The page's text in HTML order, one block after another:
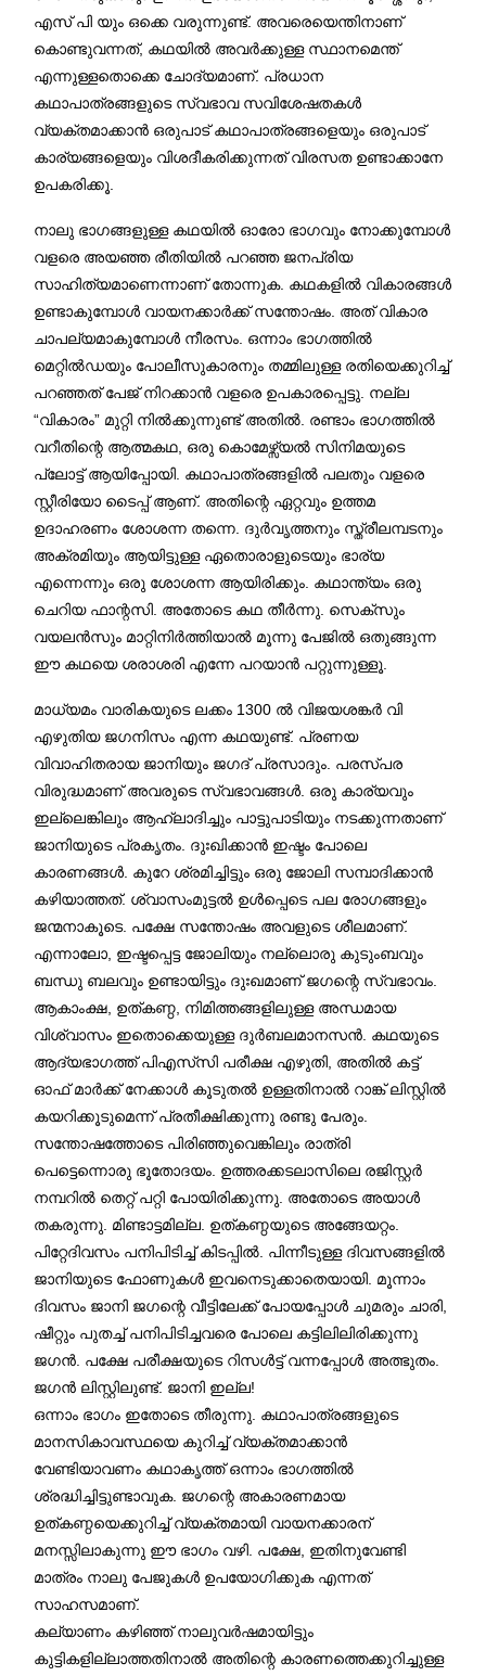
എസ് പി യും ഒക്കെ വരുന്നുണ്ട്. അവരെയെന്തിനാണ്
കൊണ്ടുവന്നത്, കഥയിൽ അവർക്കുള്ള സ്ഥാനമെന്ത്
എന്നുള്ളതൊക്കെ ചോദ്യമാണ്. പ്രധാന
കഥാപാത്രങ്ങളുടെ സ്വഭാവ സവിശേഷതകൾ
വ്യക്തമാക്കാൻ ഒരുപാട് കഥാപാത്രങ്ങളെയും ഒരുപാട്
കാര്യങ്ങളെയും വിശദീകരിക്കുന്നത് വിരസത ഉണ്ടാക്കാനേ
ഉപകരിക്കൂ.
നാലു ഭാഗങ്ങളുള്ള കഥയിൽ ഓരോ ഭാഗവും നോക്കുമ്പോൾ
വളരെ അയഞ്ഞ രീതിയിൽ പറഞ്ഞ ജനപ്രിയ
സാഹിത്യമാണെന്നാണ് തോന്നുക. കഥകളിൽ വികാരങ്ങൾ
ഉണ്ടാകുമ്പോൾ വായനക്കാർക്ക് സന്തോഷം. അത് വികാര
ചാപല്യമാകുമ്പോൾ നീരസം. ഒന്നാം ഭാഗത്തിൽ
മെറ്റിൽഡയും പോലീസുകാരനും തമ്മിലുള്ള രതിയെക്കുറിച്ച്
പറഞ്ഞത് പേജ് നിറക്കാൻ വളരെ ഉപകാരപ്പെട്ടു. നല്ല
“വികാരം” മുറ്റി നിൽക്കുന്നുണ്ട് അതിൽ. രണ്ടാം ഭാഗത്തിൽ
വറീതിന്റെ ആത്മകഥ, ഒരു കൊമേഴ്സ്യൽ സിനിമയുടെ
പ്ലോട്ട് ആയിപ്പോയി. കഥാപാത്രങ്ങളിൽ പലതും വളരെ
സ്റ്റീരിയോ ടൈപ്പ് ആണ്. അതിന്റെ ഏറ്റവും ഉത്തമ
ഉദാഹരണം ശോശന്ന തന്നെ. ദുർവൃത്തനും സ്ത്രീലമ്പടനും
അക്രമിയും ആയിട്ടുള്ള ഏതൊരാളുടെയും ഭാര്യ
എന്നെന്നും ഒരു ശോശന്ന ആയിരിക്കും. കഥാന്ത്യം ഒരു
ചെറിയ ഫാന്റസി. അതോടെ കഥ തീർന്നു. സെക്സും
വയലൻസും മാറ്റിനിർത്തിയാൽ മൂന്നു പേജിൽ ഒതുങ്ങുന്ന
ഈ കഥയെ ശരാശരി എന്നേ പറയാൻ പറ്റുന്നുള്ളൂ.
മാധ്യമം വാരികയുടെ ലക്കം 1300 ൽ വിജയശങ്കർ വി
എഴുതിയ ജഗനിസം എന്ന കഥയുണ്ട്. പ്രണയ
വിവാഹിതരായ ജാനിയും ജഗദ് പ്രസാദും. പരസ്പര
വിരുദ്ധമാണ് അവരുടെ സ്വഭാവങ്ങൾ. ഒരു കാര്യവും
ഇല്ലെങ്കിലും ആഹ്ലാദിച്ചും പാട്ടുപാടിയും നടക്കുന്നതാണ്
ജാനിയുടെ പ്രകൃതം. ദുഃഖിക്കാൻ ഇഷ്ടം പോലെ
കാരണങ്ങൾ. കുറേ ശ്രമിച്ചിട്ടും ഒരു ജോലി സമ്പാദിക്കാൻ
കഴിയാത്തത്. ശ്വാസംമുട്ടൽ ഉൾപ്പെടെ പല രോഗങ്ങളും
ജന്മനാകൂടെ. പക്ഷേ സന്തോഷം അവളുടെ ശീലമാണ്.
എന്നാലോ, ഇഷ്ടപ്പെട്ട ജോലിയും നല്ലൊരു കുടുംബവും
ബന്ധു ബലവും ഉണ്ടായിട്ടും ദുഃഖമാണ് ജഗന്റെ സ്വഭാവം.
ആകാംക്ഷ, ഉത്കണ്ഠ, നിമിത്തങ്ങളിലുള്ള അന്ധമായ
വിശ്വാസം ഇതൊക്കെയുള്ള ദുർബലമാനസൻ. കഥയുടെ
ആദ്യഭാഗത്ത് പിഎസ്‌സി പരീക്ഷ എഴുതി, അതിൽ കട്ട്
ഓഫ് മാർക്ക് നേക്കാൾ കൂടുതൽ ഉള്ളതിനാൽ റാങ്ക് ലിസ്റ്റിൽ
കയറിക്കൂടുമെന്ന് പ്രതീക്ഷിക്കുന്നു രണ്ടു പേരും.
സന്തോഷത്തോടെ പിരിഞ്ഞുവെങ്കിലും രാത്രി
പെട്ടെന്നൊരു ഭൂതോദയം. ഉത്തരക്കടലാസിലെ രജിസ്റ്റർ
നമ്പറിൽ തെറ്റ് പറ്റി പോയിരിക്കുന്നു. അതോടെ അയാൾ
തകരുന്നു. മിണ്ടാട്ടമില്ല. ഉത്കണ്ഠയുടെ അങ്ങേയറ്റം.
പിറ്റേദിവസം പനിപിടിച്ച് കിടപ്പിൽ. പിന്നീടുള്ള ദിവസങ്ങളിൽ
ജാനിയുടെ ഫോണുകൾ ഇവനെടുക്കാതെയായി. മൂന്നാം
ദിവസം ജാനി ജഗന്റെ വീട്ടിലേക്ക് പോയപ്പോൾ ചുമരും ചാരി,
ഷീറ്റും പുതച്ച് പനിപിടിച്ചവരെ പോലെ കട്ടിലിലിരിക്കുന്നു
ജഗൻ. പക്ഷേ പരീക്ഷയുടെ റിസൾട്ട് വന്നപ്പോൾ അത്ഭുതം.
ജഗൻ ലിസ്റ്റിലുണ്ട്. ജാനി ഇല്ല!
ഒന്നാം ഭാഗം ഇതോടെ തീരുന്നു. കഥാപാത്രങ്ങളുടെ
മാനസികാവസ്ഥയെ കുറിച്ച് വ്യക്തമാക്കാൻ
വേണ്ടിയാവണം കഥാകൃത്ത് ഒന്നാം ഭാഗത്തിൽ
ശ്രദ്ധിച്ചിട്ടുണ്ടാവുക. ജഗന്റെ അകാരണമായ
ഉത്കണ്ഠയെക്കുറിച്ച് വ്യക്തമായി വായനക്കാരന്
മനസ്സിലാകുന്നു ഈ ഭാഗം വഴി. പക്ഷേ, ഇതിനുവേണ്ടി
മാത്രം നാലു പേജുകൾ ഉപയോഗിക്കുക എന്നത്
സാഹസമാണ്.
കല്യാണം കഴിഞ്ഞ് നാലുവർഷമായിട്ടും
കുട്ടികളില്ലാത്തതിനാൽ അതിന്റെ കാരണത്തെക്കുറിച്ചുള്ള